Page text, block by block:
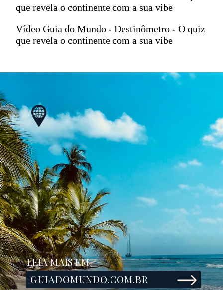
que revela o continente com a sua vibe
Vídeo Guia do Mundo - Destinômetro - O quiz
que revela o continente com a sua vibe
LEIA MAIS EM
GUIADOMUNDO.COM.BR